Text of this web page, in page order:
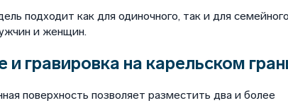
подходит как для одиночного, так и для семейного
и женщин.
гравировка на карельском
поверхность позволяет разместить два и более